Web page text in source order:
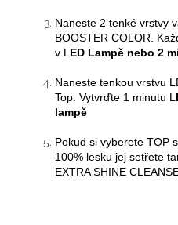
Naneste 2 tenké vrstvy
BOOSTER COLOR .
v L ED Lampě nebo 2
Naneste tenkou vrstvu
Top. Vytvrďte 1 minutu L
lampě
Pokud si vyberete TOP
100% lesku jej setřete
EXTRA SHINE